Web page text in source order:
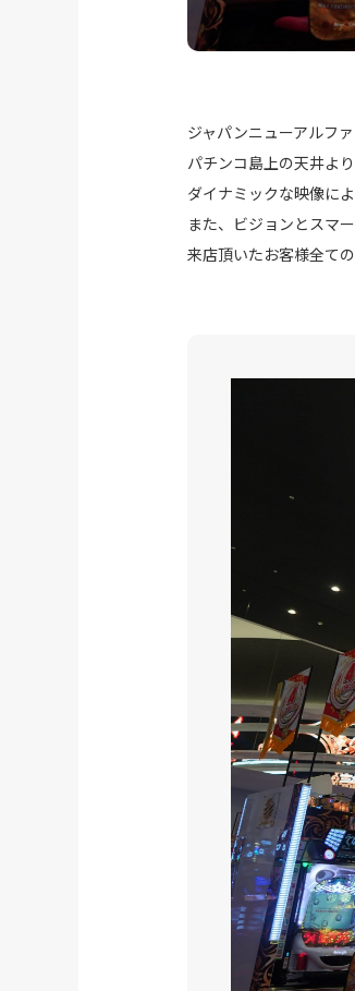
ジャパンニューアルフ
パチンコ島上の天井よ
ダイナミックな映像に
また、ビジョンとスマ
来店頂いたお客様全て